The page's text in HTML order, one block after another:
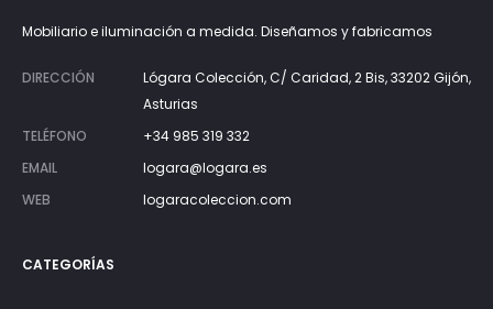
Mobiliario e iluminación a medida. Diseñamos y fabricamos
DIRECCIÓN
Lógara Colección, C/ Caridad, 2 Bis, 33202 Gijón,
Asturias
TELÉFONO
+34 985 319 332
EMAIL
logara@logara.es
WEB
logaracoleccion.com
CATEGORÍAS